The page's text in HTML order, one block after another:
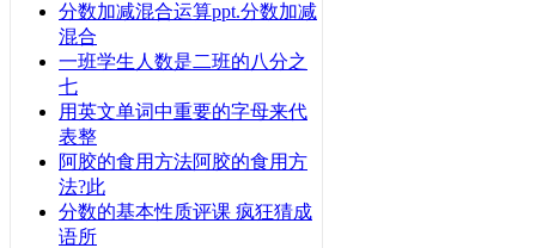
分数加减混合运算ppt.分数加减
混合
一班学生人数是二班的八分之
七
用英文单词中重要的字母来代
表整
阿胶的食用方法阿胶的食用方
法?此
分数的基本性质评课 疯狂猜成
语所